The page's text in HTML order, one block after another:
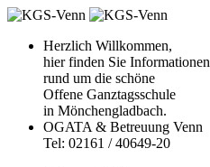
Herzlich Willkommen,
hier finden Sie Informationen
rund um die schöne
Offene Ganztagsschule
in Mönchengladbach.
OGATA & Betreuung Venn
Tel: 02161 / 40649-20